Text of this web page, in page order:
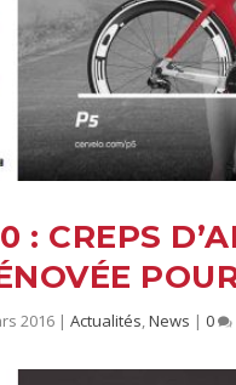
: CREPS
2016 |Actualités,News |0